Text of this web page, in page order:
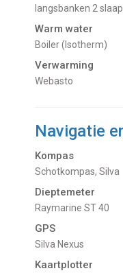
langsbanken 2
Warm water
Boiler (Isotherm)
Verwarming
Webasto
Navigatie
Kompas
Schotkompas, Silva
Dieptemeter
Raymarine ST 40
GPS
Silva Nexus
Kaartplotter